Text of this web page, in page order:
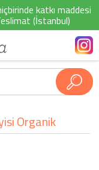
katkı maddesi
(İstanbul)
Organik